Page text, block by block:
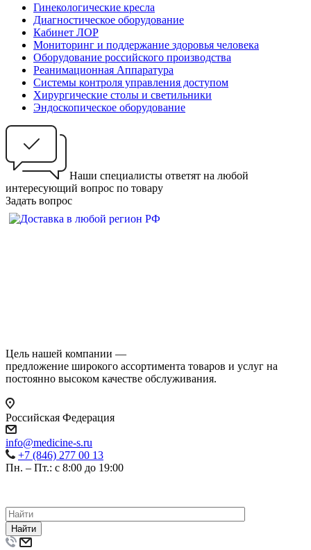
Гинекологические кресла
Диагностическое оборудование
Кабинет ЛОР
Мониторинг и поддержание здоровья человека
Оборудование российского производства
Реанимационная Аппаратура
Системы контроля управления доступом
Хирургические столы и светильники
Эндоскопическое оборудование
Наши специалисты ответят на любой
интересующий вопрос по товару
Задать вопрос
Цель нашей компании —
предложение широкого ассортимента товаров и услуг на
постоянно высоком качестве обслуживания.
Российская Федерация
info@medicine-s.ru
+7 (846) 277 00 13
Пн. – Пт.: с 8:00 до 19:00
Найти